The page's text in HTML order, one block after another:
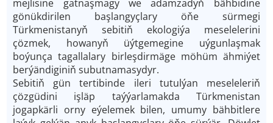
mejlisine gatnaşmagy we adamzadyň bähbidine
gönükdirilen başlangyçlary öňe sürmegi
Türkmenistanyň sebitiň ekologiýa meselelerini
çözmek, howanyň üýtgemegine uýgunlaşmak
boýunça tagallalary birleşdirmäge möhüm ähmiýet
berýändiginiň subutnamasydyr.
Sebitiň gün tertibinde ileri tutulýan meseleleriň
çözgüdini işläp taýýarlamakda Türkmenistan
jogapkärli orny eýelemek bilen, umumy bähbitlere